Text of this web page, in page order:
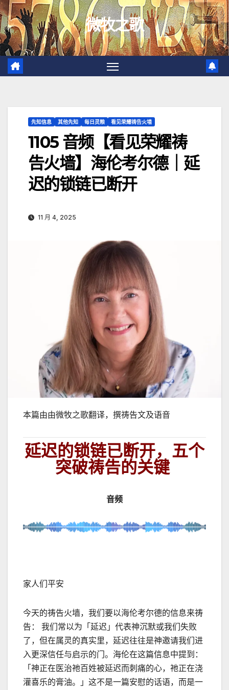
跳
至
内
容
微牧之歌
先知信息 其他先知 每日灵粮 看见荣耀祷告火墙
1105 音频【看见荣耀祷
告火墙】海伦考尔德｜延
迟的锁链已断开
11 月 4, 2025
本篇由由微牧之歌翻译，撰祷告文及语音
延迟的锁链已断开，五个
突破祷告的关键
音频
家人们平安
今天的祷告火墙，我们要以海伦考尔德的信息来祷
告： 我们常以为「延迟」代表神沉默或我们失败
了，但在属灵的真实里，延迟往往是神邀请我们进
入更深信任与启示的门。海伦在这篇信息中提到：
「神正在医治祂百姓被延迟而刺痛的心，祂正在浇
灌喜乐的膏油。」这不是一篇安慰的话语，而是一